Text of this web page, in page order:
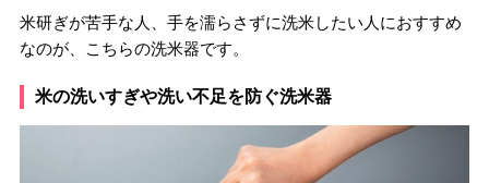
米研ぎが苦手な人、手を濡らさずに洗米したい人におすすめ
なのが、こちらの洗米器です。
米の洗いすぎや洗い不足を防ぐ洗米器